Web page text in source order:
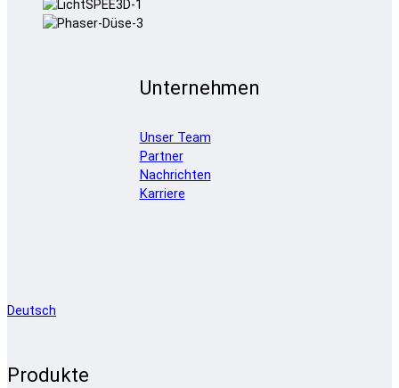
Unternehmen
Unser Team
Partner
Nachrichten
Karriere
Deutsch
Produkte